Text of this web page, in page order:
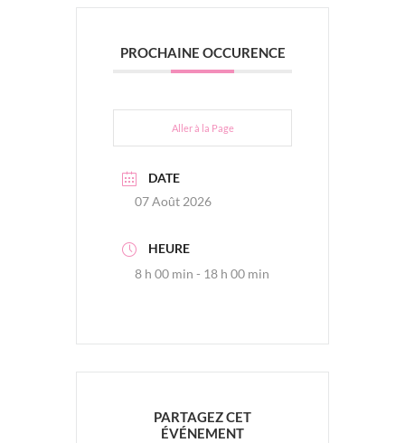
PROCHAINE OCCURENCE
Aller à la Page
DATE
07 Août 2026
HEURE
8 h 00 min - 18 h 00 min
PARTAGEZ CET
ÉVÉNEMENT